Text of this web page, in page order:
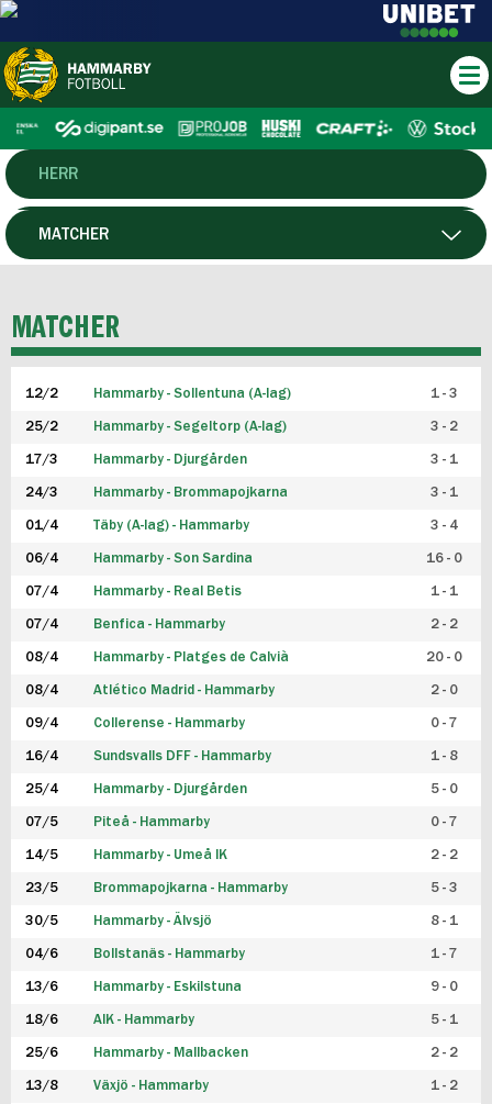
HERR
DAM
P19
F19
FUTSAL HERR
FUTSAL DAM
MATCHER
MATCHER
12/2 Hammarby - Sollentuna (A-lag) 1 - 3
25/2 Hammarby - Segeltorp (A-lag) 3 - 2
17/3 Hammarby - Djurgården 3 - 1
24/3 Hammarby - Brommapojkarna 3 - 1
01/4 Täby (A-lag) - Hammarby 3 - 4
06/4 Hammarby - Son Sardina 16 - 0
07/4 Hammarby - Real Betis 1 - 1
07/4 Benfica - Hammarby 2 - 2
08/4 Hammarby - Platges de Calvià 20 - 0
08/4 Atlético Madrid - Hammarby 2 - 0
09/4 Collerense - Hammarby 0 - 7
16/4 Sundsvalls DFF - Hammarby 1 - 8
25/4 Hammarby - Djurgården 5 - 0
07/5 Piteå - Hammarby 0 - 7
14/5 Hammarby - Umeå IK 2 - 2
23/5 Brommapojkarna - Hammarby 5 - 3
30/5 Hammarby - Älvsjö 8 - 1
04/6 Bollstanäs - Hammarby 1 - 7
13/6 Hammarby - Eskilstuna 9 - 0
18/6 AIK - Hammarby 5 - 1
25/6 Hammarby - Mallbacken 2 - 2
13/8 Växjö - Hammarby 1 - 2